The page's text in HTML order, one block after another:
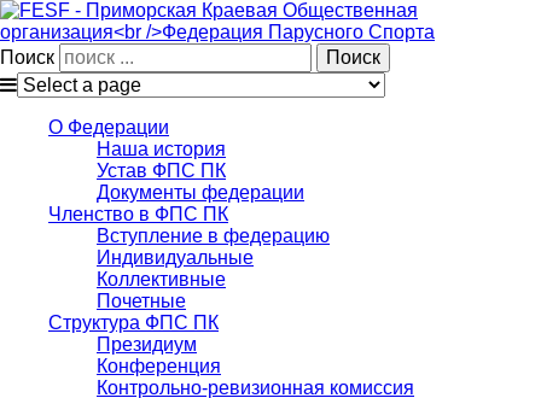
Поиск
О Федерации
Наша история
Устав ФПС ПК
Документы федерации
Членство в ФПС ПК
Вступление в федерацию
Индивидуальные
Коллективные
Почетные
Структура ФПС ПК
Президиум
Конференция
Контрольно-ревизионная комиссия